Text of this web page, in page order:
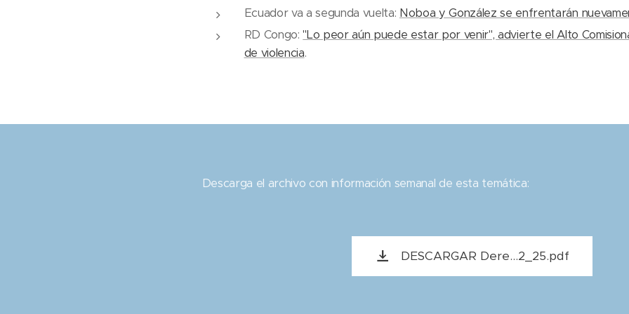
Ecuador va a segunda vuelta: Noboa y González se enfrentarán
RD Congo:"Lo peor aún puede estar por venir", advierte el Alto
de violencia.
Descarga el archivo con información semanal de esta temática:
DESCARGAR Dere...2_25.pdf